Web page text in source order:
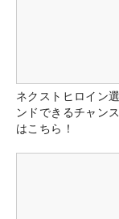
ネクストヒロイン
ンドできるチャン
はこちら！